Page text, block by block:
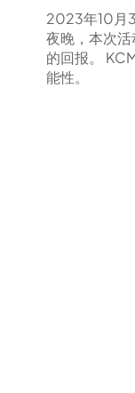
2023年10月
夜晚，本次
的回报。
能性。